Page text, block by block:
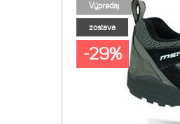
Výpredaj
zostava
-29%